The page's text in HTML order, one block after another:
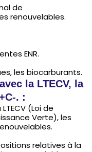
de
renouvelables.
ENR.
les biocarburants.
la LTECV, la
. :
(Loi de
Verte), les
relatives à la